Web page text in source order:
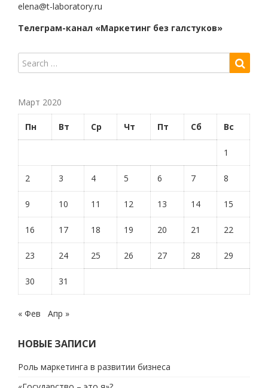
elena@t-laboratory.ru
Телеграм-канал «Маркетинг без галстуков»
Март 2020
Пн Вт Ср Чт Пт Сб Вс
1
2 3 4 5 6 7 8
9 10 11 12 13 14 15
16 17 18 19 20 21 22
23 24 25 26 27 28 29
30 31
« Фев Апр »
НОВЫЕ ЗАПИСИ
Роль маркетинга в развитии бизнеса